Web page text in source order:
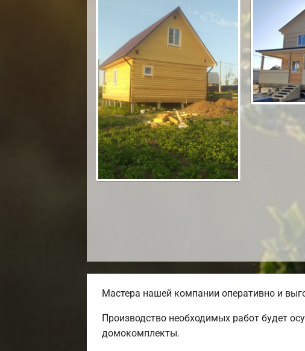
Мастера нашей компании оперативно и
Производство необходимых работ будет
домокомплекты.